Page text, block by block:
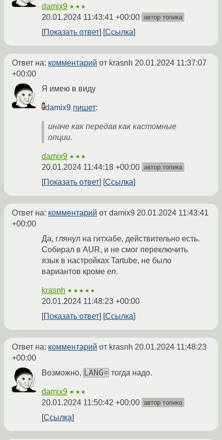
damix9 ★★★
20.01.2024 11:43:41 +00:00 автор топика
Показать ответ Ссылка
Ответ на: комментарий от krasnh 20.01.2024 11:37:07
+00:00
Я имею в виду
damix9 пишет:
иначе как передав как кастомные
опции.
damix9 ★★★
20.01.2024 11:44:18 +00:00 автор топика
Показать ответ Ссылка
Ответ на: комментарий от damix9 20.01.2024 11:43:41
+00:00
Да, глянул на гитхабе, действительно есть.
Собирал в AUR, и не смог переключить
язык в настройках Tartube, не было
вариантов кроме en.
krasnh ★★★★★
20.01.2024 11:48:23 +00:00
Показать ответ
Ссылка
Ответ на: комментарий от krasnh 20.01.2024 11:48:23
+00:00
Возможно, LANG= тогда надо.
damix9 ★★★
20.01.2024 11:50:42 +00:00 автор топика
Ссылка